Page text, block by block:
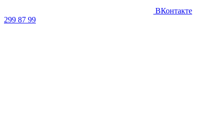
ВКонтакте
299 87 99